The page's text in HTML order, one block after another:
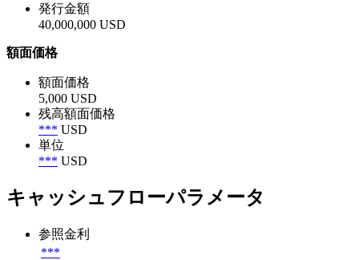
発行金額
40,000,000 USD
額面価格
額面価格
5,000 USD
残高額面価格
*** USD
単位
*** USD
キャッシュフローパラメータ
参照金利
***